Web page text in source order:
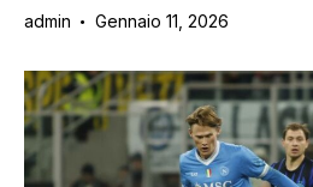
admin Gennaio 11, 2026